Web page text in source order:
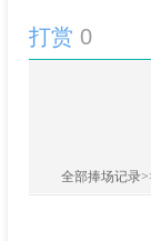
打赏 0
全部捧场记录